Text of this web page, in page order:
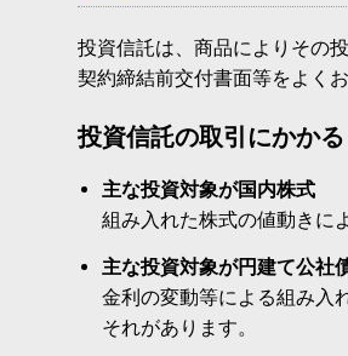
投資信託は、商品によりその
契約締結前交付書面等をよく
投資信託の取引にかか
主な投資対象が国内株式
組み入れた株式の値動きに
主な投資対象が円建て公社
金利の変動等による組み入
それがあります。